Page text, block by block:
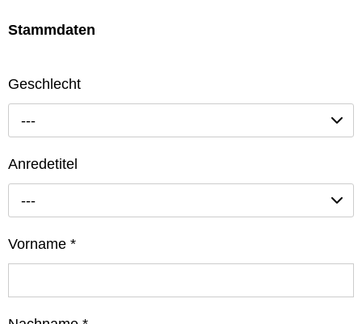
Stammdaten
Geschlecht
---
Anredetitel
---
Vorname *